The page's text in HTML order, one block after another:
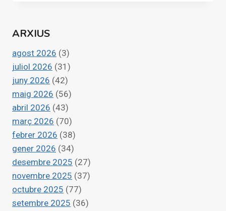
ARXIUS
agost 2026 (3)
juliol 2026 (31)
juny 2026 (42)
maig 2026 (56)
abril 2026 (43)
març 2026 (70)
febrer 2026 (38)
gener 2026 (34)
desembre 2025 (27)
novembre 2025 (37)
octubre 2025 (77)
setembre 2025 (36)